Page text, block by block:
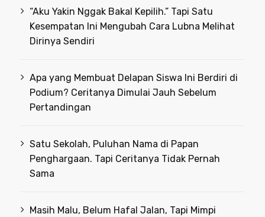
“Aku Yakin Nggak Bakal Kepilih.” Tapi Satu
Kesempatan Ini Mengubah Cara Lubna Melihat
Dirinya Sendiri
Apa yang Membuat Delapan Siswa Ini Berdiri di
Podium? Ceritanya Dimulai Jauh Sebelum
Pertandingan
Satu Sekolah, Puluhan Nama di Papan
Penghargaan. Tapi Ceritanya Tidak Pernah
Sama
Masih Malu, Belum Hafal Jalan, Tapi Mimpi